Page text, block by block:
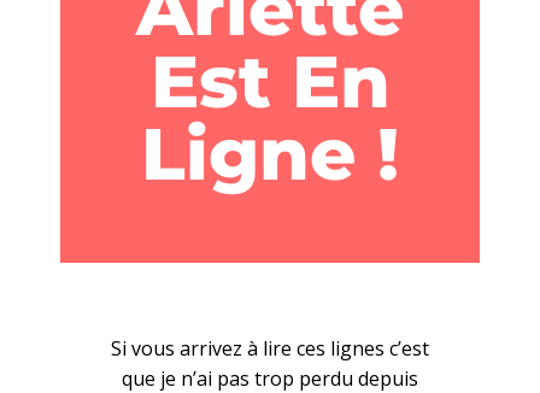
Est En
Ligne !
Si vous arrivez à lire ces lignes c’est
que je n’ai pas trop perdu depuis